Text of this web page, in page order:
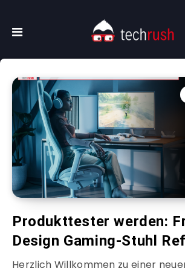
Produkttester werden:
Design Gaming-Stuhl
Herzlich Willkommen zu einer